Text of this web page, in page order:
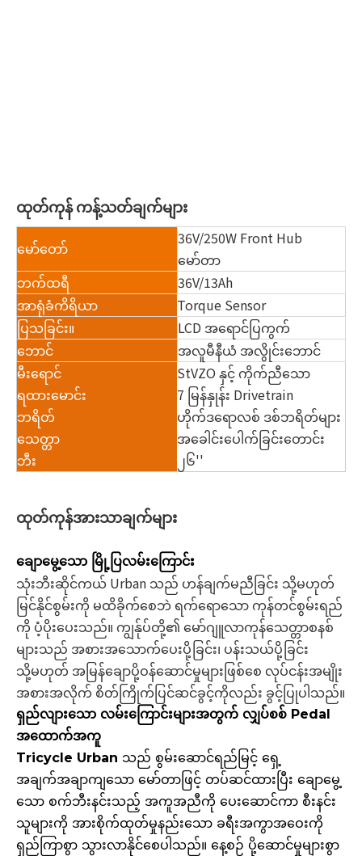
ထုတ်ကုန် ကန့်သတ်ချက်များ
မော်တော်
36V/250W Front Hub
မော်တာ
ဘက်ထရီ
36V/13Ah
အာရုံခံကိရိယာ
Torque Sensor
ပြသခြင်း။
LCD အရောင်ပြကွက်
ဘောင်
အလူမီနီယံ အလွိုင်းဘောင်
မီးရောင်
StVZO နှင့် ကိုက်ညီသော
ရထားမောင်း
7 မြန်နှုန်း Drivetrain
ဘရိတ်
ဟိုက်ဒရောလစ် ဒစ်ဘရိတ်များ
သေတ္တာ
အခေါင်းပေါက်ခြင်းတောင်း
ဘီး
၂၆''
ထုတ်ကုန်အားသာချက်များ
ချောမွေ့သော မြို့ပြလမ်းကြောင်း
သုံးဘီးဆိုင်ကယ် Urban သည် ဟန်ချက်မညီခြင်း သို့မဟုတ်
မြင်နိုင်စွမ်းကို မထိခိုက်စေဘဲ ရက်ရောသော ကုန်တင်စွမ်းရည်
ကို ပံ့ပိုးပေးသည်။ ကျွန်ုပ်တို့၏ မော်ဂျူလာကုန်သေတ္တာစနစ်
များသည် အစားအသောက်ပေးပို့ခြင်း၊ ပန်းသယ်ပို့ခြင်း
သို့မဟုတ် အမြန်ချောပို့ဝန်ဆောင်မှုများဖြစ်စေ လုပ်ငန်းအမျိုး
အစားအလိုက် စိတ်ကြိုက်ပြင်ဆင်ခွင့်ကိုလည်း ခွင့်ပြုပါသည်။
ရှည်လျားသော လမ်းကြောင်းများအတွက် လျှပ်စစ် Pedal
အထောက်အကူ
Tricycle Urban သည် စွမ်းဆောင်ရည်မြင့် ရှေ့
အချက်အချာကျသော မော်တာဖြင့် တပ်ဆင်ထားပြီး ချောမွေ့
သော စက်ဘီးနင်းသည့် အကူအညီကို ပေးဆောင်ကာ စီးနင်း
သူများကို အားစိုက်ထုတ်မှုနည်းသော ခရီးအကွာအဝေးကို
ရှည်ကြာစွာ သွားလာနိုင်စေပါသည်။ နေ့စဉ် ပို့ဆောင်မှုများစွာ